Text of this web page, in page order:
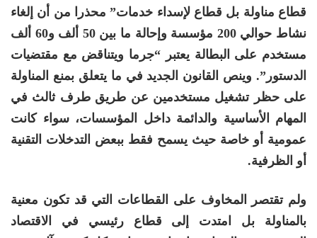
قطاع مناولة بل قطاع لإسداء خدمات” محذرا من أن إلغاء
نشاط حوالي 200 مؤسسة وإحالة ما بين 50 ألف و60 ألف
مستخدم على البطالة يعتبر “جرما ويتناقض مع مقتضيات
الدستور”. وينص القانون الجديد في ما يتعلق بمنع المناولة
على حظر تشغيل مستخدمين عن طريق طرف ثالث في
المهام الأساسية والدائمة داخل المؤسسات، سواء كانت
عمومية أو خاصة حيث يسمح فقط ببعض التدخلات التقنية
أو الظرفية.
ولم تقتصر المخاوف على القطاعات التي قد تكون معنية
بالمناولة بل امتدت إلى قطاع رئيسي في الاقتصاد